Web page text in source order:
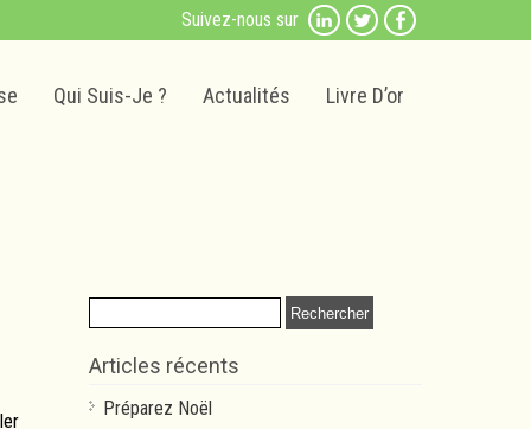
Suivez-nous sur
Qui Suis-Je ? Actualités Livre D’or
Rechercher :
Articles récents
Préparez Noël